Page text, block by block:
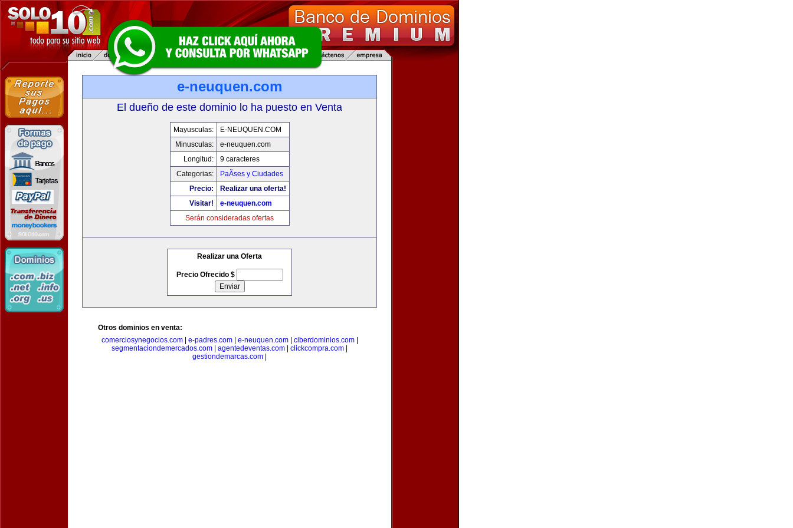
e-neuquen.com
El dueño de este dominio lo ha puesto en Venta
Mayusculas:
E-NEUQUEN.COM
Minusculas:
e-neuquen.com
Longitud:
9 caracteres
Categorias:
PaÃ­ses y Ciudades
Precio:
Realizar una oferta!
Visitar!
e-neuquen.com
Serán consideradas ofertas
Realizar una Oferta
Precio Ofrecido $
Otros dominios en venta:
comerciosynegocios.com| e-padres.com| e-neuquen.com| ciberdominios.com|
segmentaciondemercados.com
agentedeventas.com clickcompra.com
gestiondemarcas.com